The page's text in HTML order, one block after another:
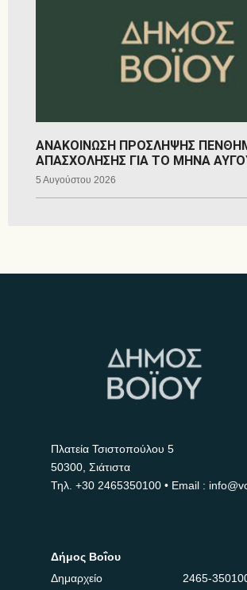
ΑΝΑΚΟΙΝΩΣΗ ΠΡΟΣΛΗΨΗΣ
ΑΠΑΣΧΟΛΗΣΗΣ ΓΙΑ ΤΟ ΜΗΝΑ
5 Αυγούστου 2026
Πλατεία Τσιστοπούλου 5
50300, Σιάτιστα
Τηλ. +30 2465350100 • Email :
Δήμος Βοΐου
Δημαρχείο
2465-